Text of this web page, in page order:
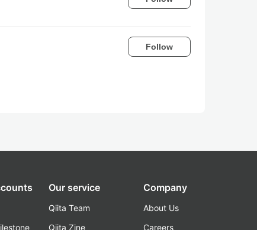
Follow
Our service
Qiita Team
Qiita Zine
Company
About Us
Careers